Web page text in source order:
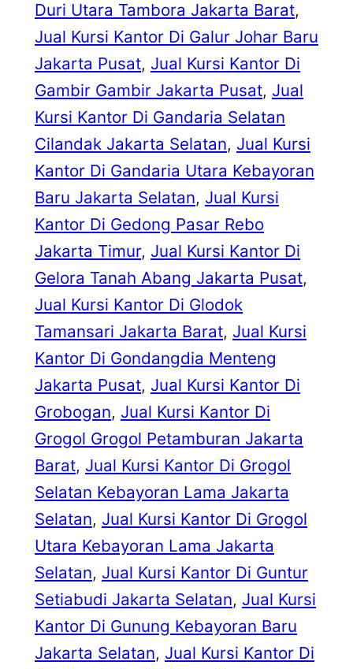
Duri Utara Tambora Jakarta Barat
Jual Kursi Kantor Di Galur Johar Baru
Jakarta Pusat, Jual Kursi Kantor Di
Gambir Gambir Jakarta Pusat, Jual
Kursi Kantor Di Gandaria Selatan
Cilandak Jakarta Selatan, Jual Kursi
Kantor Di Gandaria Utara Kebayoran
Baru Jakarta Selatan, Jual Kursi
Kantor Di Gedong Pasar Rebo
Jakarta Timur, Jual Kursi Kantor Di
Gelora Tanah Abang Jakarta Pusat
Jual Kursi Kantor Di Glodok
Tamansari Jakarta Barat, Jual Kursi
Kantor Di Gondangdia Menteng
Jakarta Pusat, Jual Kursi Kantor Di
Grobogan, Jual Kursi Kantor Di
Grogol Grogol Petamburan Jakarta
Barat, Jual Kursi Kantor Di Grogol
Selatan Kebayoran Lama Jakarta
Selatan, Jual Kursi Kantor Di Grogol
Utara Kebayoran Lama Jakarta
Selatan, Jual Kursi Kantor Di Guntur
Setiabudi Jakarta Selatan, Jual Kursi
Kantor Di Gunung Kebayoran Baru
Jakarta Selatan, Jual Kursi Kantor Di